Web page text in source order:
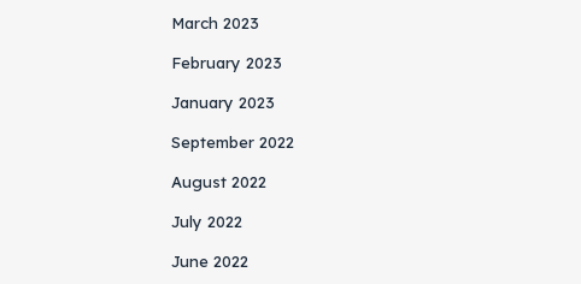
March 2023
February 2023
January 2023
September 2022
August 2022
July 2022
June 2022